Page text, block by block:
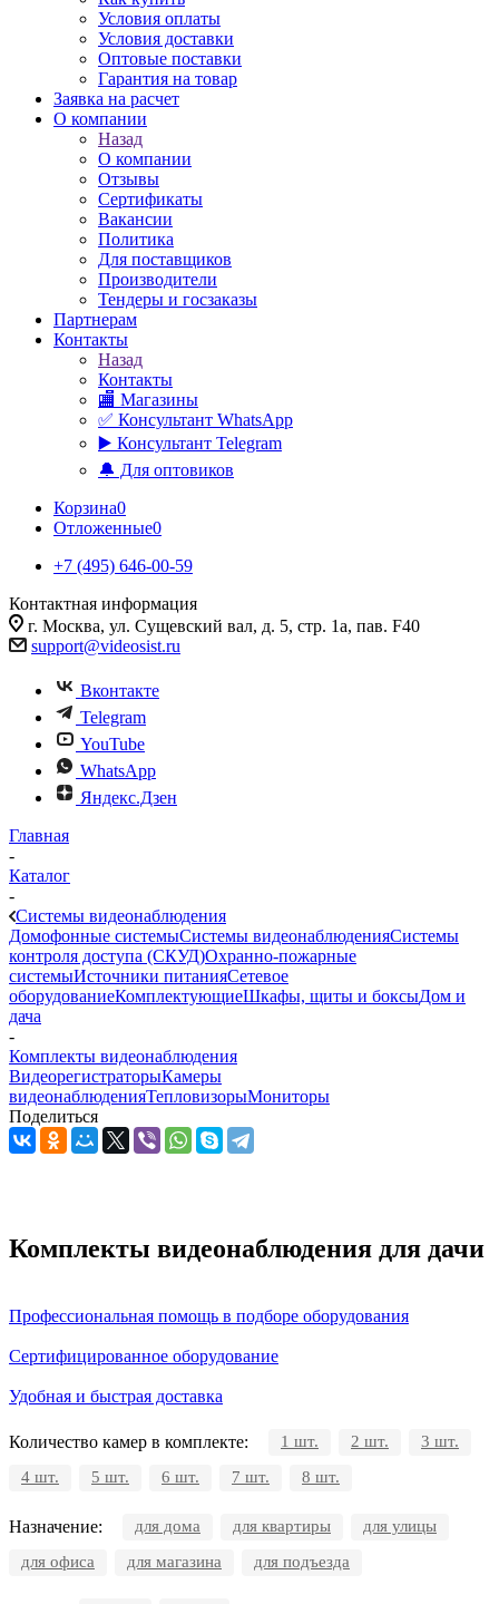
Условия оплаты
Условия доставки
Оптовые поставки
Гарантия на товар
Заявка на расчет
О компании
Назад
О компании
Отзывы
Сертификаты
Вакансии
Политика
Для поставщиков
Производители
Тендеры и госзаказы
Партнерам
Контакты
Назад
Контакты
🏬 Магазины
✅️ Консультант WhatsApp
▶️ Консультант Telegram
🔔 Для оптовиков
Корзина0
Отложенные0
+7 (495) 646-00-59
Контактная информация
г. Москва, ул. Сущевский вал, д. 5, стр. 1а, пав. F40
support@videosist.ru
Вконтакте
Telegram
YouTube
WhatsApp
Яндекс.Дзен
Главная
-
Каталог
-
Системы видеонаблюдения
Домофонные системыСистемы видеонаблюденияСистемы
контроля доступа (СКУД)Охранно-пожарные
системыИсточники питанияСетевое
оборудованиеКомплектующиеШкафы, щиты и боксыДом и
дача
-
Комплекты видеонаблюдения
ВидеорегистраторыКамеры
видеонаблюденияТепловизорыМониторы
Поделиться
Комплекты видеонаблюдения для дачи
Профессиональная помощь в подборе оборудования
Сертифицированное оборудование
Удобная и быстрая доставка
Количество камер в комплекте: 1 шт. 2 шт.
3 шт.
4 шт.
5 шт. 6 шт. 7 шт. 8 шт.
Назначение: для дома для квартиры
для улицы
для офиса
для магазина для подъезда